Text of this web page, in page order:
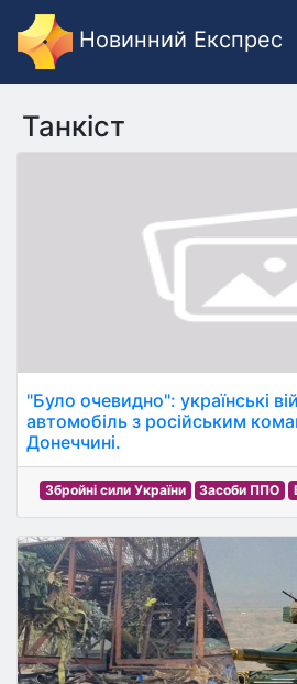
Новинний Експрес
Танкіст
"Було очевидно": українські
автомобіль з російським
Донеччині.
Збройні сили України Засоби ППО